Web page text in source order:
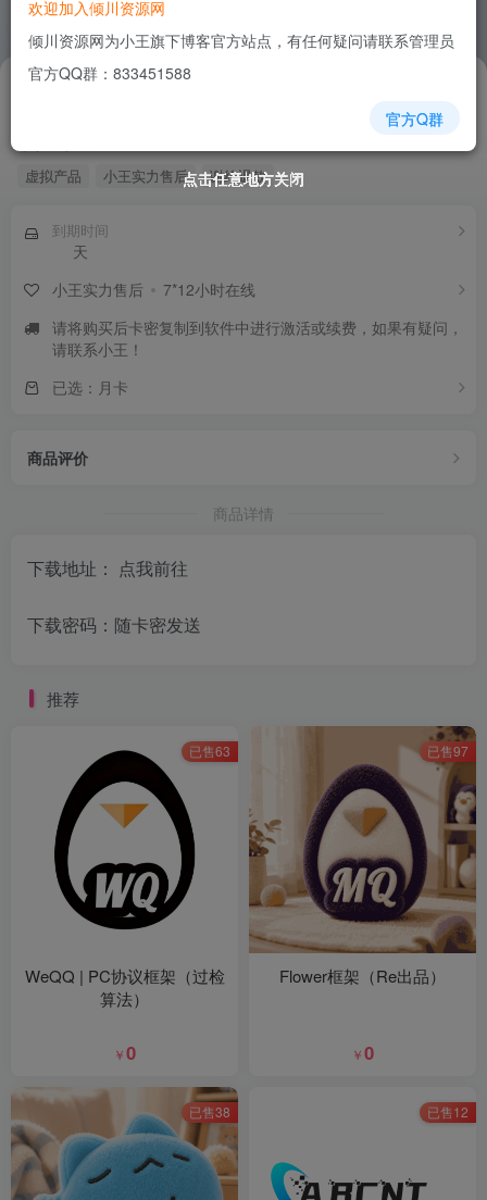
虚拟产品 小王实力售后 谢绝退款
￥30
到期时间
天
小王实力售后
7*12小时在线
请将购买后卡密复制到软件中进行激活或续费，如果有疑问，
请联系小王！
已选：月卡
商品评价
商品详情
下载地址： 点我前往
下载密码：随卡密发送
推荐
已售63
WeQQ | PC协议框架（过检
算法）
￥0
已售97
Flower框架（Re出品）
￥0
已售38 已售12
点击任意地方关闭
点击任意地方关闭
点击任意地方关闭
点击任意地方关闭
点击任意地方关闭
点击任意地方关闭
点击任意地方关闭
欢迎加入倾川资源网
倾川资源网为小王旗下博客官方站点，有任何疑问请联系管理员
官方QQ群：833451588
官方Q群